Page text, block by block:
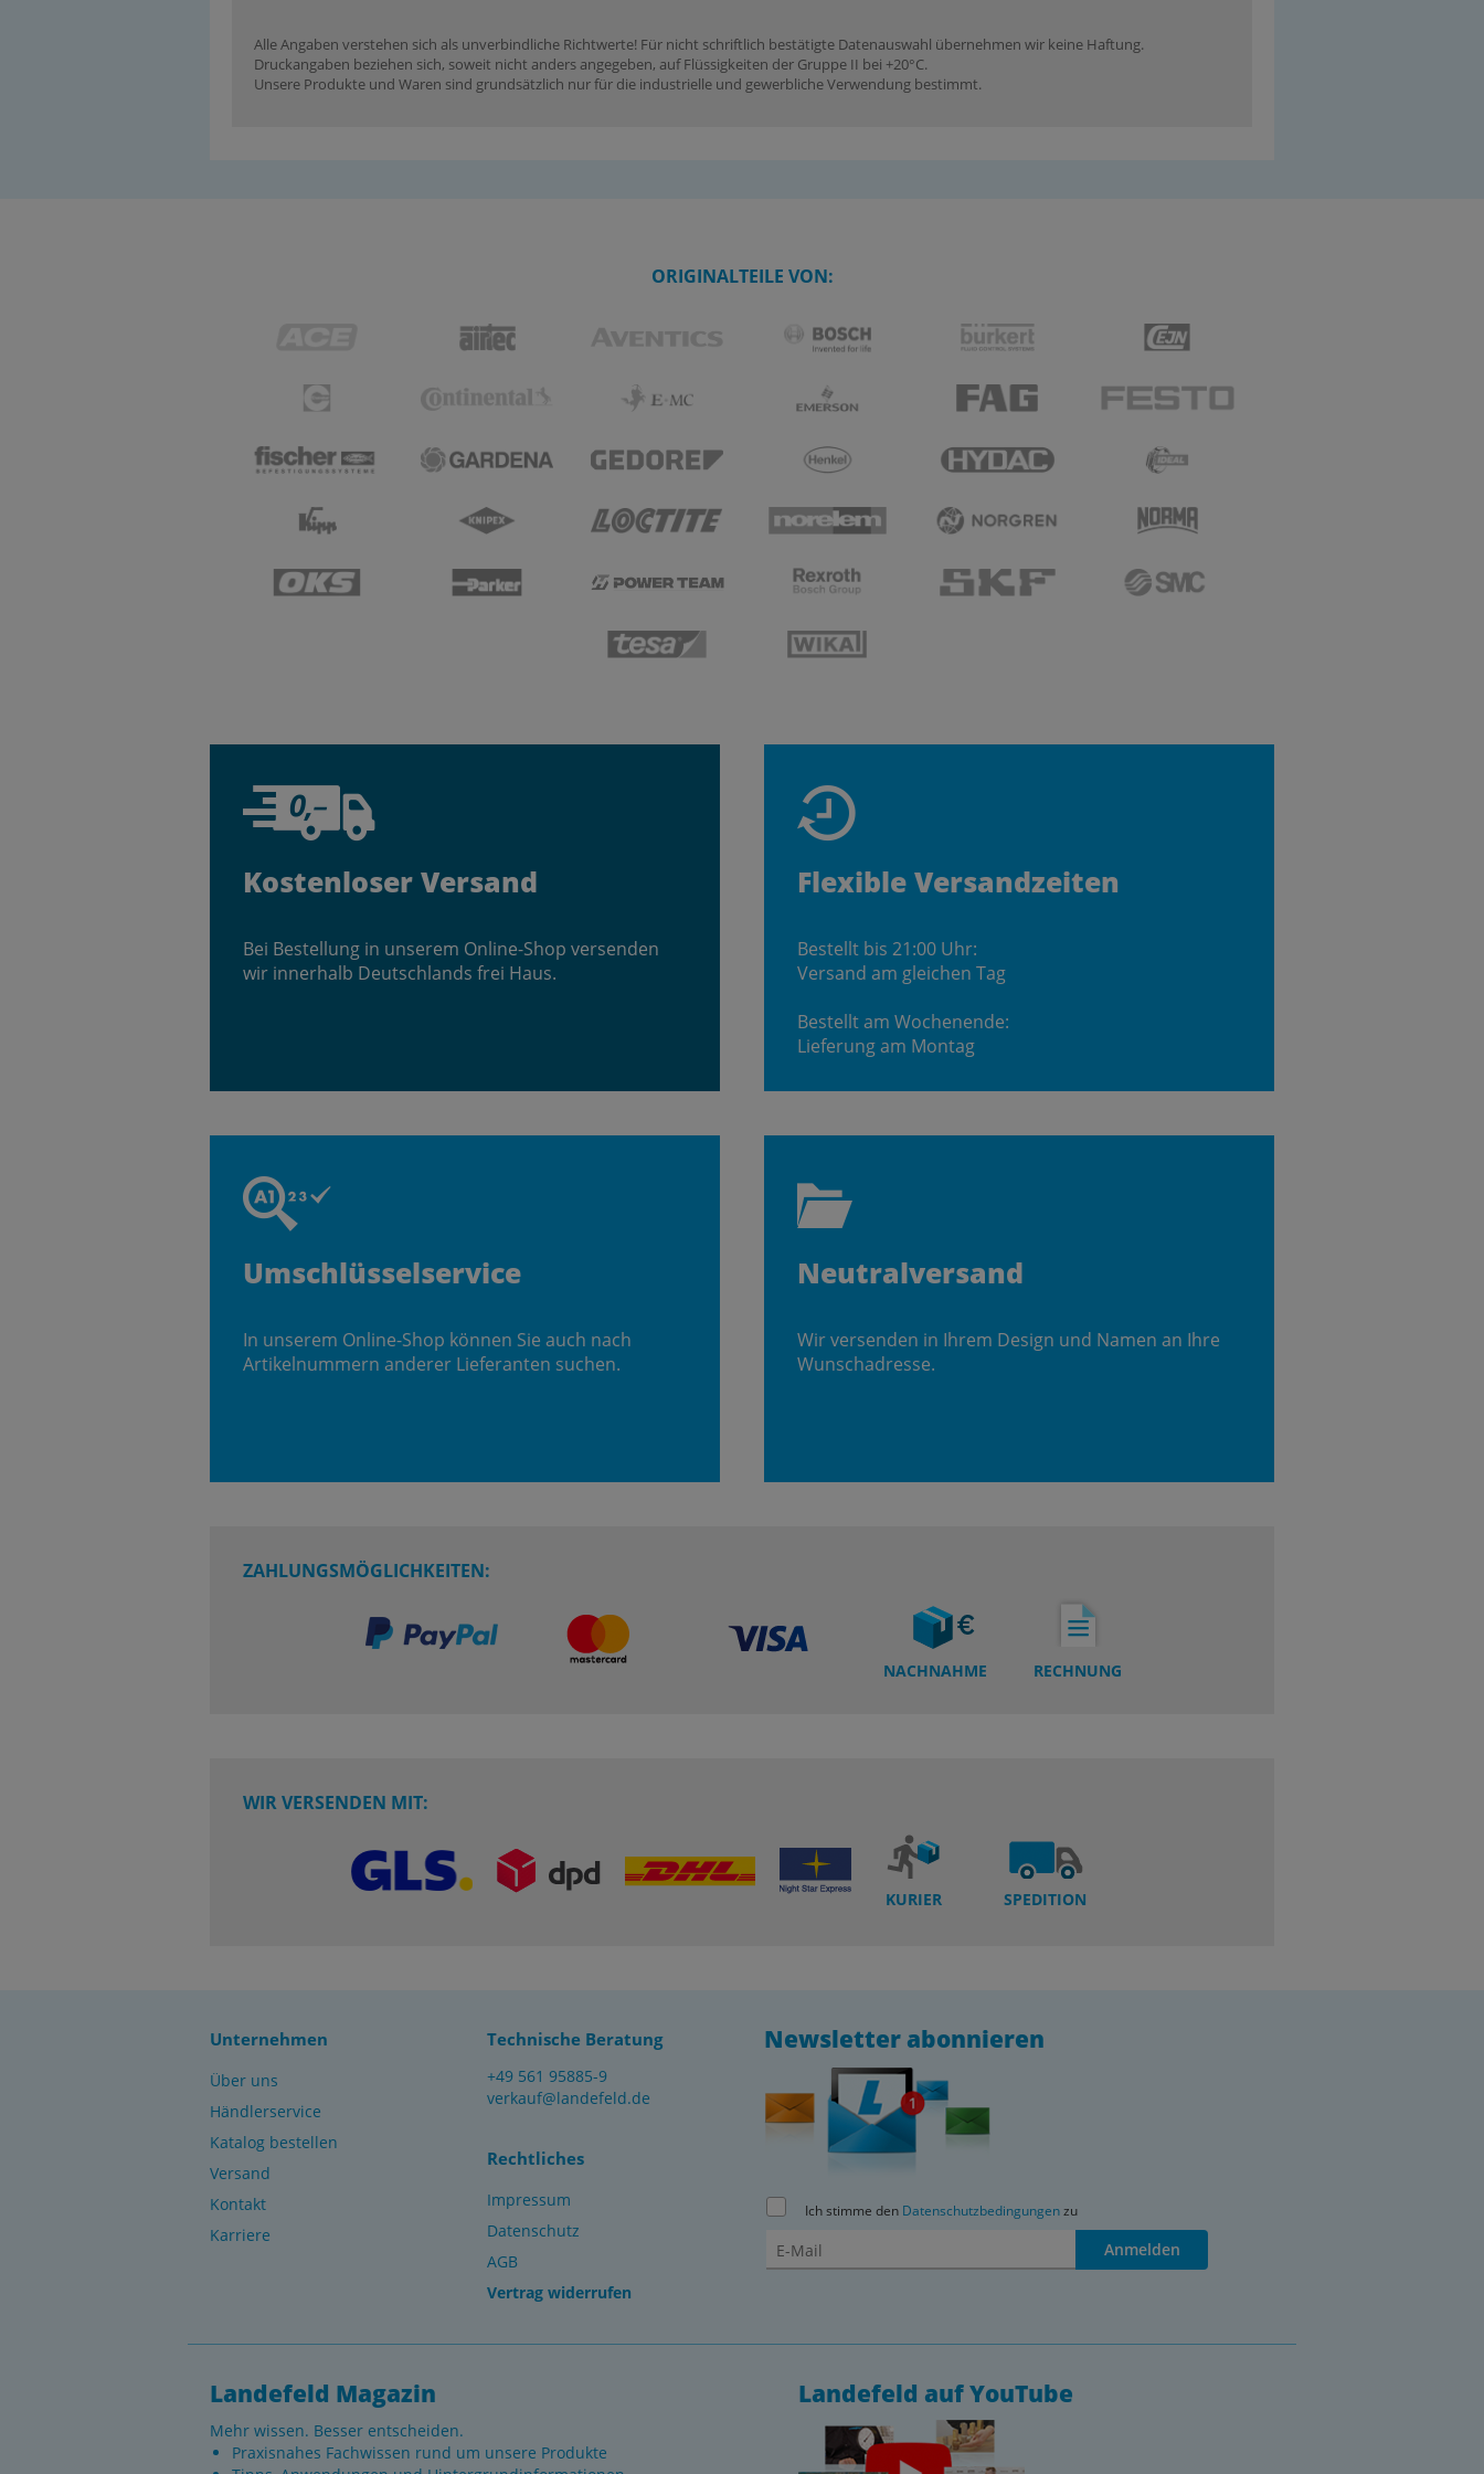
Alle Angaben verstehen sich als unverbindliche Richtwerte! Für nicht schriftlich bestätigte Datenauswahl übernehmen wir keine Haftung.
Druckangaben beziehen sich, soweit nicht anders angegeben, auf Flüssigkeiten der Gruppe II bei +20°C.
Unsere Produkte und Waren sind grundsätzlich nur für die industrielle und gewerbliche Verwendung bestimmt.
ORIGINALTEILE VON:
Kostenloser Versand
Bei Bestellung in unserem Online-Shop versenden
wir innerhalb Deutschlands frei Haus.
Flexible Versandzeiten
Bestellt bis 21:00 Uhr:
Versand am gleichen Tag
Bestellt am Wochenende:
Lieferung am Montag
Umschlüsselservice
In unserem Online-Shop können Sie auch nach
Artikelnummern anderer Lieferanten suchen.
Neutralversand
Wir versenden in Ihrem Design und Namen an Ihre
Wunschadresse.
ZAHLUNGSMÖGLICHKEITEN:
NACHNAHME RECHNUNG
WIR VERSENDEN MIT:
KURIER SPEDITION
Unternehmen
Über uns
Händlerservice
Katalog bestellen
Versand
Kontakt
Karriere
Technische Beratung
+49 561 95885-9
verkauf@landefeld.de
Rechtliches
Impressum
Datenschutz
AGB
Vertrag widerrufen
Newsletter abonnieren
Ich stimme den Datenschutzbedingungenzu
Anmelden
Landefeld Magazin
Mehr wissen. Besser entscheiden.
Praxisnahes Fachwissen rund um unsere Produkte
Landefeld auf YouTube